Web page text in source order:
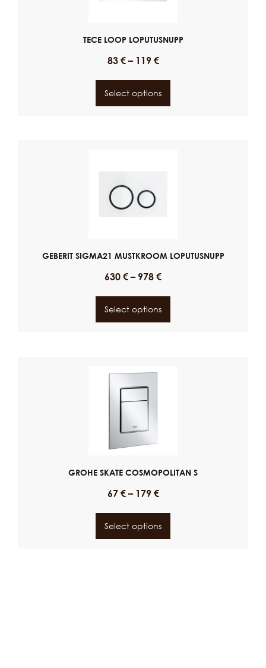
TECE LOOP LOPUTUSNUPP
83 €– 119 €
Select options
GEBERIT SIGMA21 MUSTKROOM LOPUTUSNUPP
630 € – 978 €
Select options
GROHE SKATE COSMOPOLITAN S
67 €– 179 €
Select options